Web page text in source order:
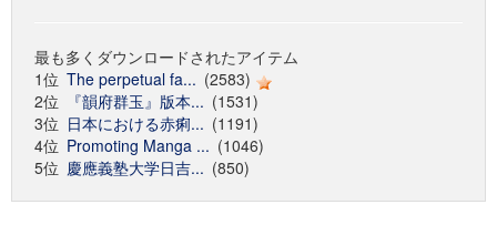
最も多くダウンロードされたアイテム
1位 The perpetual fa... (2583)
2位
『韻府群玉』版本... (1531)
3位 日本における赤痢... (1191)
4位 Promoting Manga ... (1046)
5位 慶應義塾大学日吉... (850)